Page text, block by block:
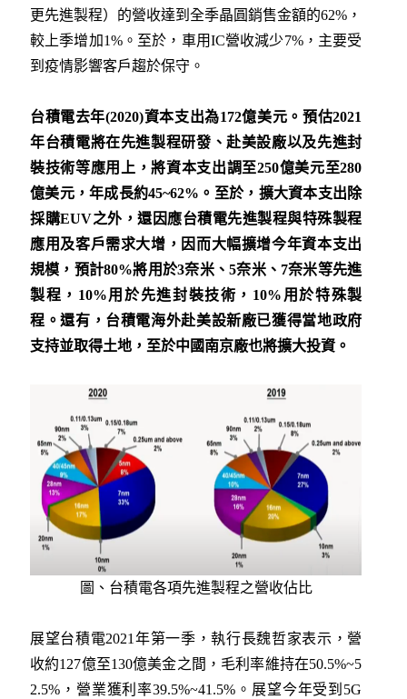
更先進製程）的營收達到全季晶圓銷售金額的62%，
較上季增加1%。至於，車用IC營收減少7%，主要受
到疫情影響客戶趨於保守。
台積電去年(2020)資本支出為172億美元。預估2021
年台積電將在先進製程研發、赴美設廠以及先進封
裝技術等應用上，將資本支出調至250億美元至280
億美元，年成長約45~62%。至於，擴大資本支出除
採購EUV之外，還因應台積電先進製程與特殊製程
應用及客戶需求大增，因而大幅擴增今年資本支出
規模，預計80%將用於3奈米、5奈米、7奈米等先進
製程，10%用於先進封裝技術，10%用於特殊製
程。還有，台積電海外赴美設新廠已獲得當地政府
支持並取得土地，至於中國南京廠也將擴大投資。
圖、台積電各項先進製程之營收佔比
展望台積電2021年第一季，執行長魏哲家表示，營
收約127億至130億美金之間，毛利率維持在50.5%~5
2.5%，營業獲利率39.5%~41.5%。展望今年受到5G